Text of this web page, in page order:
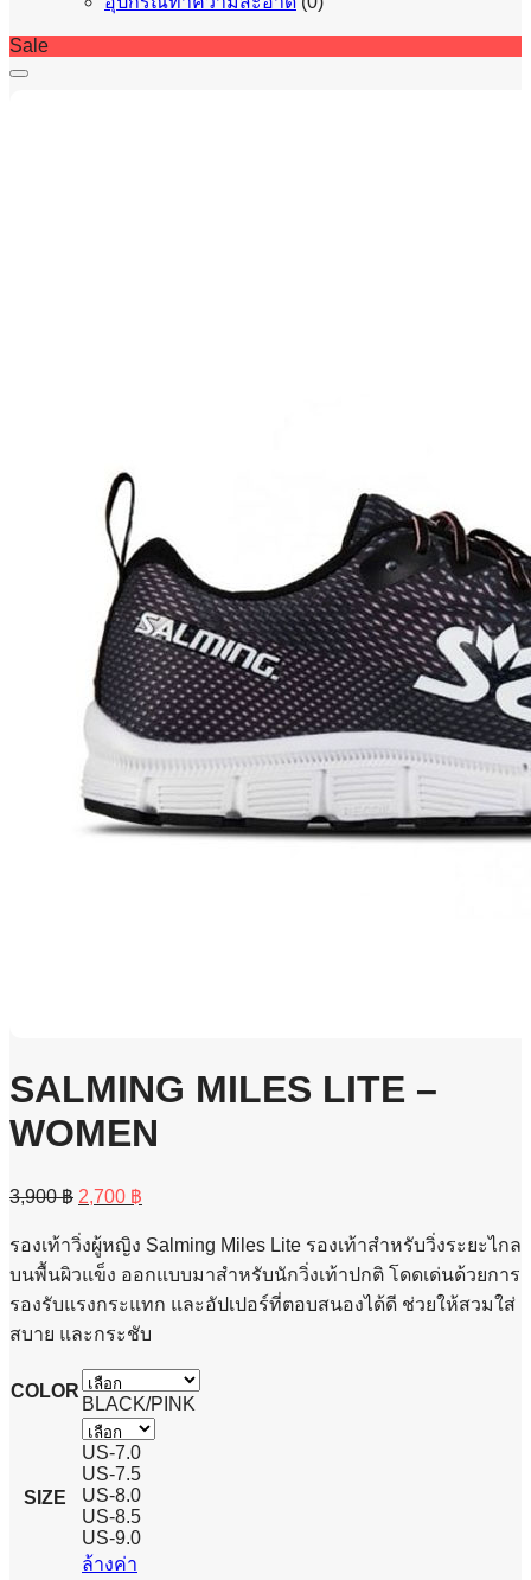
Sale
SALMING MILES LITE –
WOMEN
3,900฿ Original
price
was:
3,900 ฿.
2,700 ฿
price
is:
2,700 ฿.
รองเท้าวิ่งผู้หญิง Salming Miles Lite รองเท้าสำหรับวิ่งระยะไกล
บนพื้นผิวแข็ง ออกแบบมาสำหรับนักวิ่งเท้าปกติ โดดเด่นด้วยการ
รองรับแรงกระแทก และอัปเปอร์ที่ตอบสนองได้ดี ช่วยให้สวมใส่
สบาย และกระชับ
COLOR
BLACK/PINK
SIZE
US-7.0
US-7.5
US-8.0
US-8.5
US-9.0
ล้างค่า